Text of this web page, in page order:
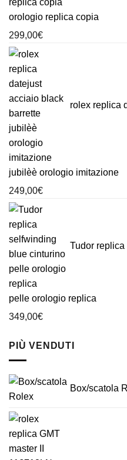
orologio replica copia
299,00€
rolex replica
jubilèè orologio imitazione
249,00€
Tudor
pelle orologio replica
349,00€
PIÙ VENDUTI
Box/scatola